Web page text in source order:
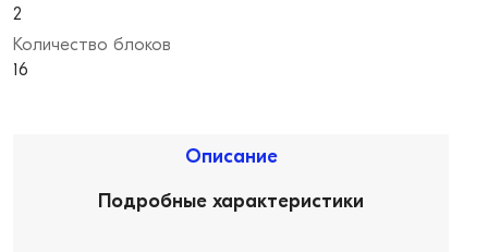
2
Количество блоков
16
Описание
Подробные характеристики